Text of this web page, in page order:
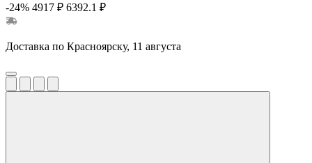
-24% 4917 ₽ 6392.1 ₽
Доставка по Красноярску, 11 августа